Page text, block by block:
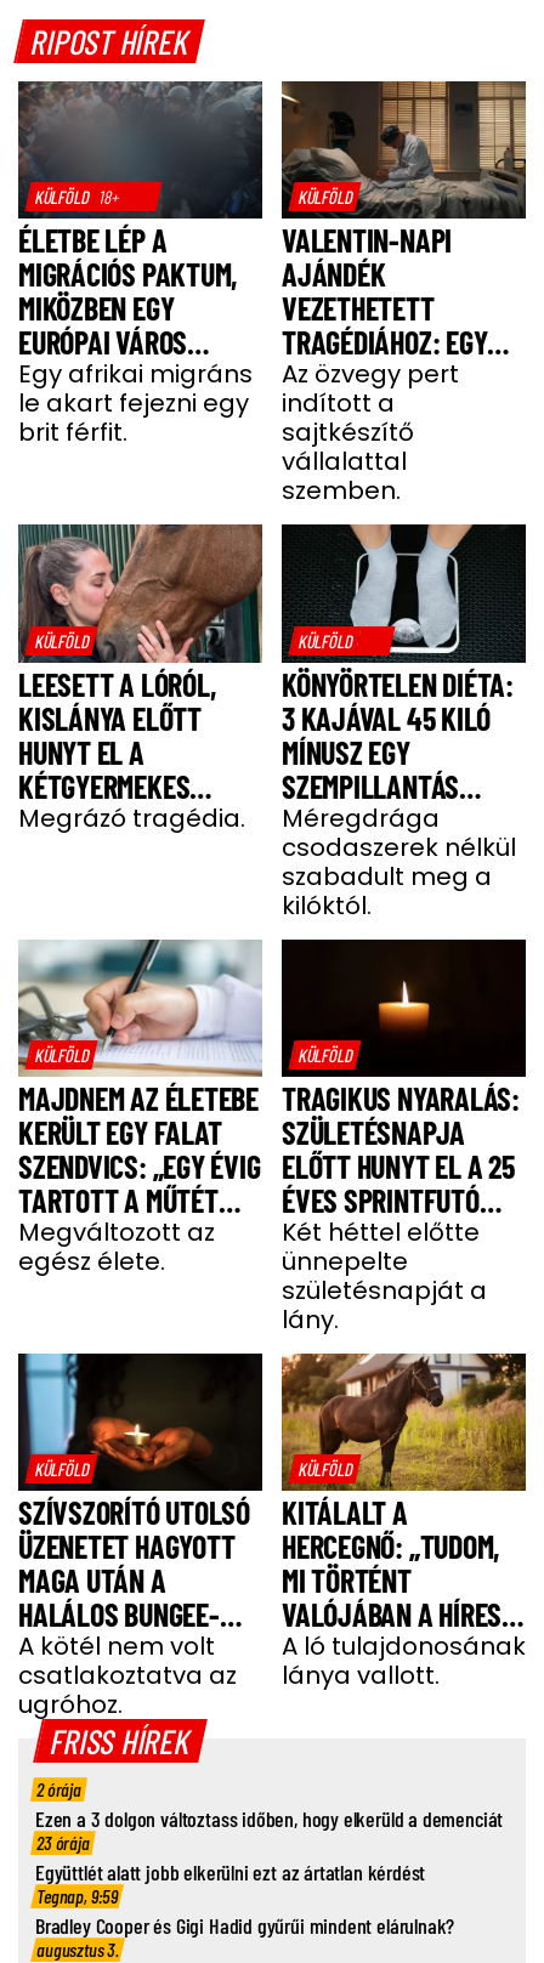
RIPOST HÍREK
KÜLFÖLD 18+
ÉLETBE LÉP A
MIGRÁCIÓS PAKTUM,
MIKÖZBEN EGY
EURÓPAI VÁROS
LÁNGOKBAN ÁLL A
MIGRÁNSERŐSZAK
MIATT
Egy afrikai migráns
le akart fejezni egy
brit férfit.
KÜLFÖLD
VALENTIN-NAPI
AJÁNDÉK
VEZETHETETT
TRAGÉDIÁHOZ: EGY
SAJT MIATT HALT MEG
A FÉRJ
Az özvegy pert
indított a
sajtkészítő
vállalattal
szemben.
KÜLFÖLD
LEESETT A LÓRÓL,
KISLÁNYA ELŐTT
HUNYT EL A
KÉTGYERMEKES
DONATELLA
Megrázó tragédia.
KÜLFÖLD
KÖNYÖRTELEN DIÉTA:
3 KAJÁVAL 45 KILÓ
MÍNUSZ EGY
SZEMPILLANTÁS
ALATT
Méregdrága
csodaszerek nélkül
szabadult meg a
kilóktól.
KÜLFÖLD
MAJDNEM AZ ÉLETEBE
KERÜLT EGY FALAT
SZENDVICS: „EGY ÉVIG
TARTOTT A MŰTÉT
UTÁNI FELÉPÜLÉS”
Megváltozott az
egész élete.
KÜLFÖLD
TRAGIKUS NYARALÁS:
SZÜLETÉSNAPJA
ELŐTT HUNYT EL A 25
ÉVES SPRINTFUTÓ
LÁNY
Két héttel előtte
ünnepelte
születésnapját a
lány.
KÜLFÖLD
SZÍVSZORÍTÓ UTOLSÓ
ÜZENETET HAGYOTT
MAGA UTÁN A
HALÁLOS BUNGEE-
UGRÁS ELŐTT A
FIATAL NŐ
A kötél nem volt
csatlakoztatva az
ugróhoz.
KÜLFÖLD
KITÁLALT A
HERCEGNŐ: „TUDOM,
MI TÖRTÉNT
VALÓJÁBAN A HÍRES
SHERGAR CSŐDÖRREL”
A ló tulajdonosának
lánya vallott.
FRISS HÍREK
2 órája
Ezen a 3 dolgon változtass időben, hogy elkerüld a demenciát
23 órája
Együttlét alatt jobb elkerülni ezt az ártatlan kérdést
Tegnap, 9:59
Bradley Cooper és Gigi Hadid gyűrűi mindent elárulnak?
augusztus 3.